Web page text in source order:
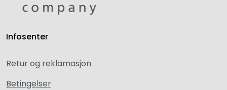
Infosenter
Retur og reklamasjon
Betingelser